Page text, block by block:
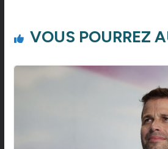
VOUS POURREZ